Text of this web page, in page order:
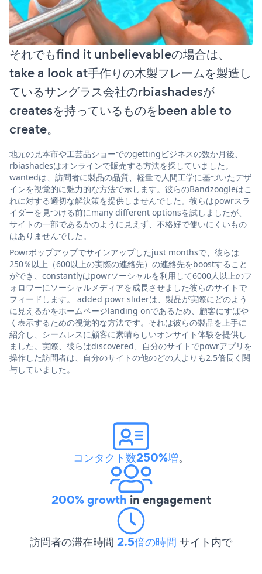
それでもfind it unbelievableの場合は、
take a look at手作りの木製フレームを製造し
ているサングラス会社のrbiashadesが
createsを持っているものをbeen able to
create。
地元の見本市や工芸品ショーでのgettingビジネスの数か月後、
rbiashadesはオンラインで販売する方法を探していました。
wantedは、訪問者に製品の品質、軽量で人間工学に基づいたデザ
インを視覚的に魅力的な方法で示します。彼らのBandzoogleはこ
れに対する適切な解決策を提供しませんでした。彼らはpowrスラ
イダーを見つける前にmany different optionsを試しましたが、
サイトの一部であるかのように見えず、不格好で使いにくいもの
はありませんでした。
Powrポップアップでサインアップしたjust monthsで、彼らは
250％以上（600以上の実際の連絡先）の連絡先をboostすること
ができ、constantlyはpowrソーシャルを利用して6000人以上のフ
ォロワーにソーシャルメディアを成長させました彼らのサイトで
フィードします。 added powr sliderは、製品が実際にどのよう
に見えるかをホームページlanding onであるため、顧客にすばや
く表示するための視覚的な方法です。それは彼らの製品を上手に
紹介し、シームレスに顧客に素晴らしいオンサイト体験を提供し
ました。実際、彼らはdiscovered、自分のサイトでpowrアプリを
操作した訪問者は、自分のサイトの他のどの人よりも2.5倍長く関
与していました。
コンタクト数250%増。
200% growth in engagement
訪問者の滞在時間 2.5倍の時間 サイト内で